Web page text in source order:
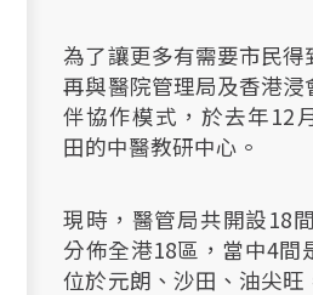
為了讓更多有需要市民
再與醫院管理局及香港
伴協作模式，於去年12
田的中醫教研中心。
現時，醫管局共開設18
分佈全港18區，當中4間
位於元朗、沙田、油尖